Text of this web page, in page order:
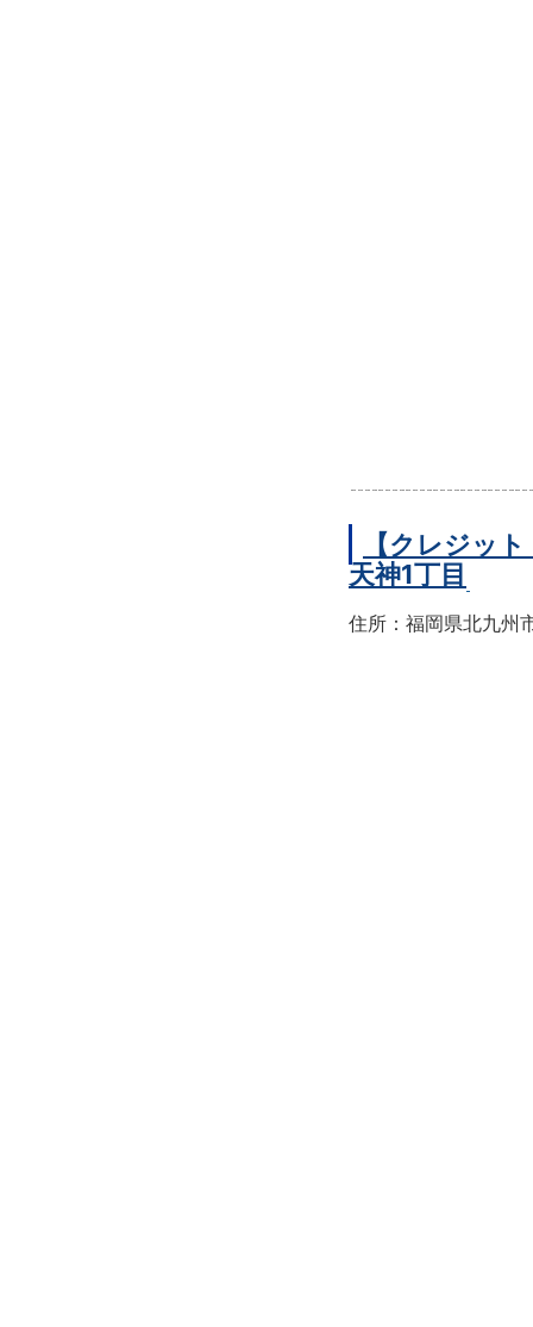
【クレジッ
天神1丁目
住所：福岡県北九州